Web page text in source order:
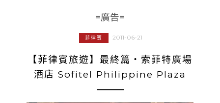
=廣告=
菲律賓 2011-06-21
【菲律賓旅遊】最終篇‧索菲特廣場
酒店 Sofitel Philippine Plaza